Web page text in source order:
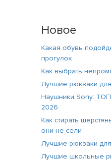
Новое
Какая обувь
прогулок
Как выбрать
Лучшие рюкзаки
Наушники Sony:
2026
Как стирать
они не сели
Лучшие рюкзаки
Лучшие школьные